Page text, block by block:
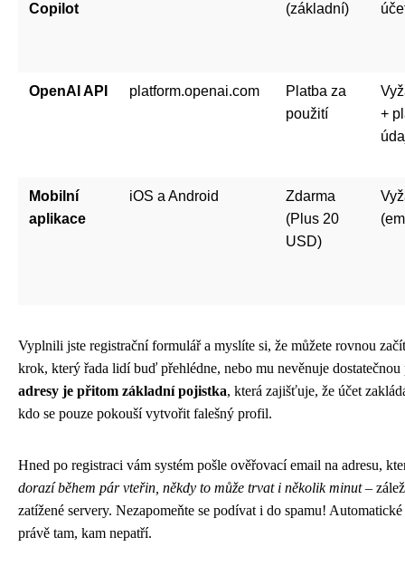
Copilot (základní)
OpenAI API platform.openai.com
Platba za
použití
+
Mobilní
aplikace
iOS a Android
Zdarma
(Plus 20
USD)
Vyplnili jste registrační formulář a myslíte si, že můžete rovnou
krok, který řada lidí buď přehlédne, nebo mu nevěnuje
adresy je přitom základní pojistka, která zajišťuje, že účet
kdo se pouze pokouší vytvořit falešný profil.
Hned po registraci vám systém pošle ověřovací email na adresu,
dorazí během pár vteřin, někdy to může trvat i několik minut–
zatížené servery. Nezapomeňte se podívat i do spamu!
právě tam, kam nepatří.